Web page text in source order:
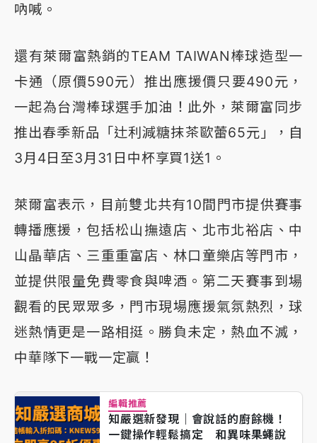
吶喊。
還有萊爾富熱銷的TEAM TAIWAN棒球造型一
卡通（原價590元）推出應援價只要490元，
一起為台灣棒球選手加油！此外，萊爾富同步
推出春季新品「辻利減糖抹茶歐蕾65元」，自
3月4日至3月31日中杯享買1送1。
萊爾富表示，目前雙北共有10間門市提供賽事
轉播應援，包括松山撫遠店、北市北裕店、中
山晶華店、三重重富店、林口童樂店等門市，
並提供限量免費零食與啤酒。第二天賽事到場
觀看的民眾眾多，門市現場應援氣氛熱烈，球
迷熱情更是一路相挺。勝負未定，熱血不滅，
中華隊下一戰一定贏！
編輯推薦
知嚴選新發現｜會說話的廚餘機！
一鍵操作輕鬆搞定 和異味果蠅說